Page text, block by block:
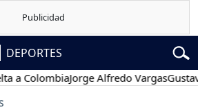
DEPORTES
Jorge Alfredo VargasGustavo